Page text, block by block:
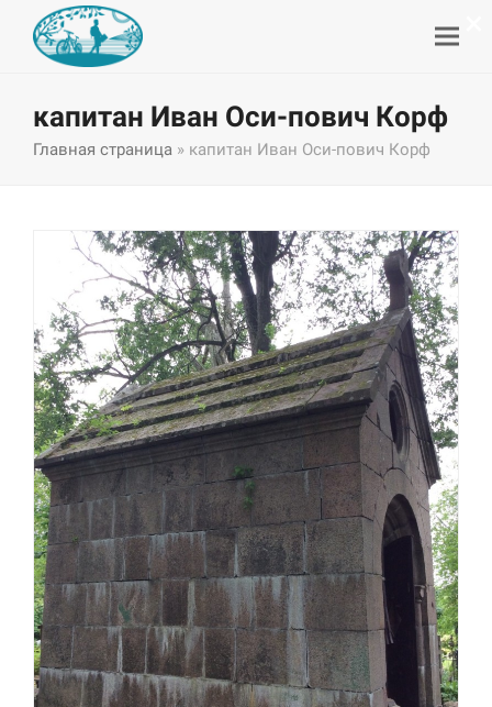
капитан Иван Оси-пович Корф
Главная страница » капитан Иван Оси-пович Корф